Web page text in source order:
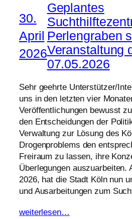
30.
April
2026
Geplantes
Perlengraben
Veranstaltung
07.05.2026
Sehr geehrte Unterstützer/
uns in den letzten vier
Veröffentlichungen bewusst
den Entscheidungen der
Verwaltung zur Lösung des
Drogenproblems den
Freiraum zu lassen, ihre
Überlegungen auszuarbeiten.
2026, hat die Stadt Köln nun
und Ausarbeitungen zum
weiterlesen…